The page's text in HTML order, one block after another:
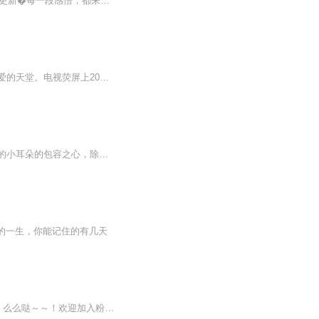
我是一个家庭迷恋份子，招猫逗狗、拈花惹草、锅碗瓢盆、相夫教子～～厅堂厨房都是我最爱的天堂。电视荧屏上20多年的主持生涯，让我更觉生活的舞台无限宽广。初老日记是我的生活随笔，把我的随笔变成有声短片，希望用声音和世界连接。
本专辑大部分采用手机直录，难免有小错误，意在训练自己减少失误，感谢对我本专辑喜欢的小耳朵的包容之心，除了感谢还是感谢️❤️
一生，你能记住的有几天
你是我的honey 我给你甜的feeling周一到周五早上七点半&每晚八点，不见不散～记得关注，么么哒～～！欢迎加入粉丝群：603311209